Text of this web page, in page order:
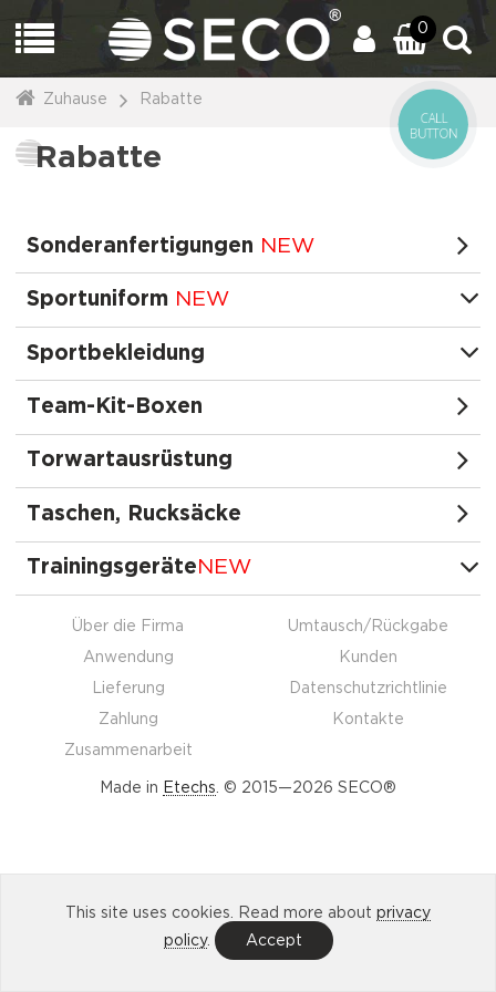
0
Zuhause Rabatte
Rabatte
Sonderanfertigungen NEW
Sportuniform NEW
Sportbekleidung
Team-Kit-Boxen
Torwartausrüstung
Taschen, Rucksäcke
Trainingsgeräte NEW
Über die Firma
Anwendung
Lieferung
Zahlung
Zusammenarbeit
Umtausch/Rückgabe
Kunden
Datenschutzrichtlinie
Kontakte
Made in Etechs . © 2015—2026 SECO®
This site uses cookies. Read more about privacy
policy. Accept
CALL
BUTTON